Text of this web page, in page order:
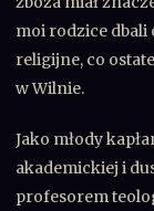
moi rodzice dbali
religijne, co
w Wilnie.
Jako młody
akademickiej i
profesorem